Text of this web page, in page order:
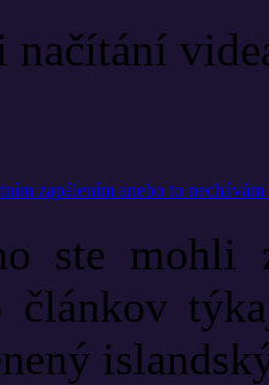
načítání
zapálením anebo to
ste mohli
článkov